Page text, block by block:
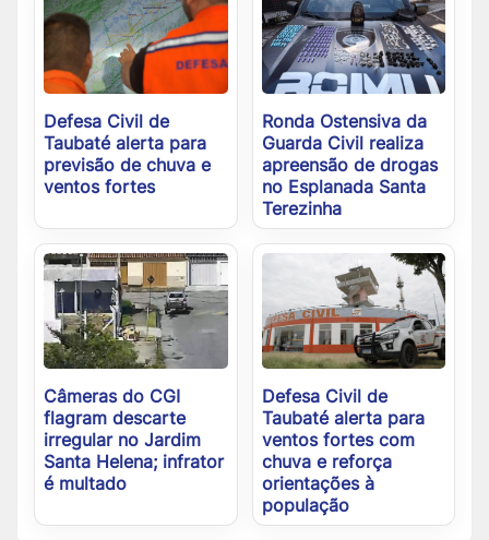
Defesa Civil de
Taubaté alerta para
previsão de chuva e
ventos fortes
Ronda Ostensiva da
Guarda Civil realiza
apreensão de drogas
no Esplanada Santa
Terezinha
Câmeras do CGI
flagram descarte
irregular no Jardim
Santa Helena; infrator
é multado
Defesa Civil de
Taubaté alerta para
ventos fortes com
chuva e reforça
orientações à
população